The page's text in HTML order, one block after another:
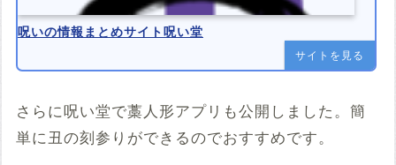
呪いの情報まとめサイト呪い堂
サイトを見る
さらに呪い堂で藁人形アプリも公開しました。簡
単に丑の刻参りができるのでおすすめです。